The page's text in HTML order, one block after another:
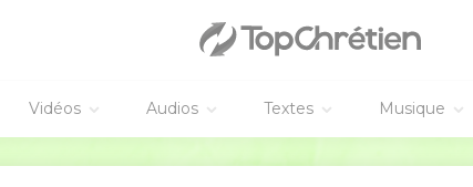
Vidéos Audios Textes Musique